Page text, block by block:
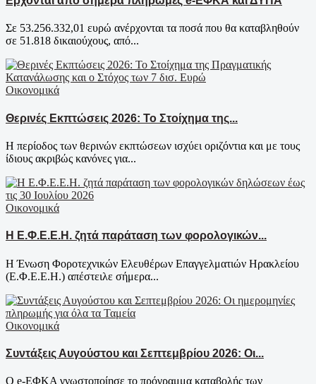
Σε 53.256.332,01 ευρώ ανέρχονται τα ποσά που θα καταβληθούν
σε 51.818 δικαιούχους, από...
Οικονομικά
Θερινές Εκπτώσεις 2026: Το Στοίχημα της...
Η περίοδος των θερινών εκπτώσεων ισχύει οριζόντια και με τους
ίδιους ακριβώς κανόνες για...
Οικονομικά
Η Ε.Φ.Ε.Ε.Η. ζητά παράταση των φορολογικών...
Η Ένωση Φοροτεχνικών Ελευθέρων Επαγγελματιών Ηρακλείου
(Ε.Φ.Ε.Ε.Η.) απέστειλε σήμερα...
Οικονομικά
Συντάξεις Αυγούστου και Σεπτεμβρίου 2026: Οι...
Ο e-ΕΦΚΑ γνωστοποίησε το πρόγραμμα καταβολής των